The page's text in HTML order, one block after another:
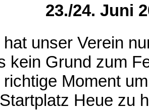
23./24. Juni
hat unser Verein
kein Grund zum
richtige Moment
Heue zu